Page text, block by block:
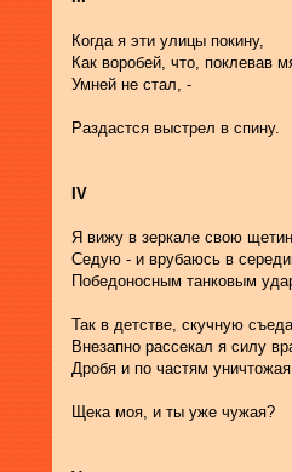
Когда я эти улицы покину,
Как воробей, что, поклевав
Умней не стал, -
Раздастся выстрел в спину.
IV
Я вижу в зеркале свою
Седую - и врубаюсь в
Победоносным танковым
Так в детстве, скучную
Внезапно рассекал я силу
Дробя и по частям
Щека моя, и ты уже чужая?